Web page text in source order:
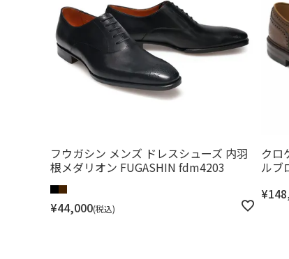
フウガシン メンズ ドレスシューズ 内羽
根メダリオン FUGASHIN fdm4203
¥44,000 税込
クロ
ルブ
¥